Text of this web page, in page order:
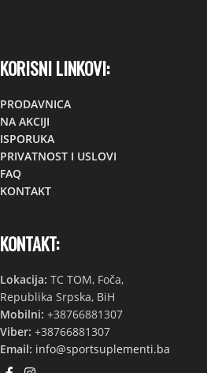
KORISNI LINKOVI:
PRODAVNICA
NA AKCIJI
ISPORUKA
PRIVATNOST I USLOVI
FAQ
KONTAKT
KONTAKT:
Lokacija: TC TOM, Foča,
Republika Srpska, BiH
Mobilni: +38766881307
Viber: +38766881307
Email: info@sportsuplementi.ba